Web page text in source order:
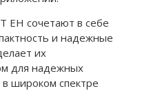
EH сочетают в себе
и надежные
их
для надежных
широком спектре